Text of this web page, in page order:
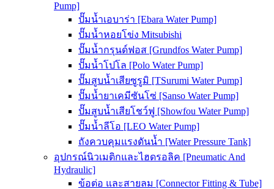
Pump]
ปั๊มน้ำเอบาร่า [Ebara Water Pump]
ปั๊มน้ำหอยโข่ง Mitsubishi
ปั๊มน้ำกรุนด์ฟอส [Grundfos Water Pump]
ปั๊มน้ำโปโล [Polo Water Pump]
ปั๊มสูบน้ำเสียซูรูมิ [TSurumi Water Pump]
ปั๊มน้ำยาเคมีซันโซ่ [Sanso Water Pump]
ปั๊มสูบน้ำเสียโชว์ฟู [Showfou Water Pump]
ปั๊มน้ำลีโอ [LEO Water Pump]
ถังควบคุมแรงดันน้ำ [Water Pressure Tank]
อุปกรณ์นิวเมติกและไฮดรอลิค [Pneumatic And
Hydraulic]
ข้อต่อ และสายลม [Connector Fitting & Tube]